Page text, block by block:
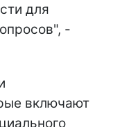
для
-
включают